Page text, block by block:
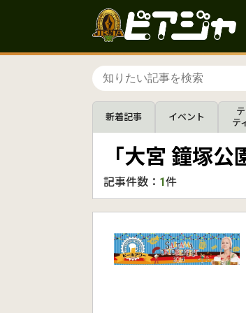
新着記事 イベント
テ
「大宮 鐘塚
記事件数： 1件